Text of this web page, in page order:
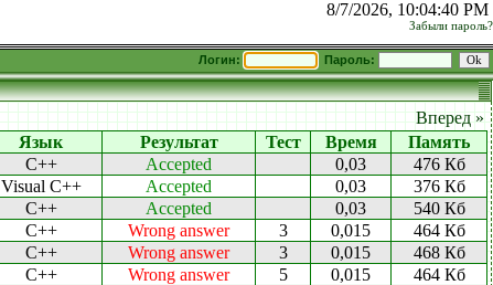
8/7/2026, 10:04:40 PM
Забыли пароль?
Логин: Пароль:
Вперед »
Язык Результат Тест Время
Память
C++ Accepted 0,03
476 Кб
Visual C++ Accepted 0,03
376 Кб
C++ Accepted 0,03
540 Кб
C++ Wrong answer 3 0,015
464 Кб
C++ Wrong answer 3 0,015
468 Кб
C++ Wrong answer 5 0,015
464 Кб